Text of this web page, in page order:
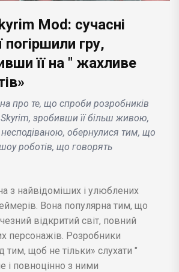
Mod: сучасні
погіршили гру,
її на " жахливе
про те, що спроби розробників
зробивши її більш живою,
обернулися тим, що
роботів, що говорять
з найвідоміших і улюблених
Вона популярна тим, що
відкритий світ, повний
персонажів. Розробники
тим, щоб не тільки» слухати "
і повноцінно з ними